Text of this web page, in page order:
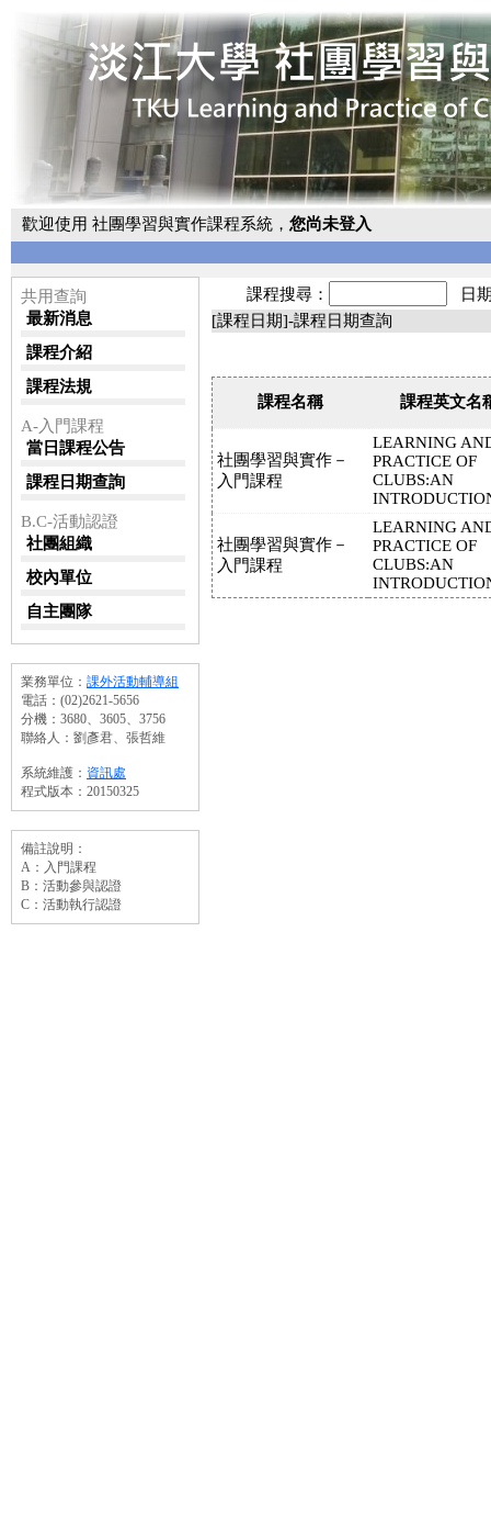
歡迎使用 社團學習與實作課程系統， 您尚未登入
共用查詢
最新消息
課程介紹
課程法規
A-入門課程
當日課程公告
課程日期查詢
B.C-活動認證
社團組織
校內單位
自主團隊
業務單位： 課外活動輔導組
電話：(02)2621-5656
分機：3680、3605、3756
聯絡人：劉彥君、張哲維
系統維護： 資訊處
程式版本：20150325
備註說明：
A：入門課程
B：活動參與認證
C：活動執行認證
課程搜尋：
日
[課程日期]-課程日期查詢
課程名稱 課程英文名
社團學習與實作－
入門課程
LEARNING
PRACTICE OF
CLUBS:AN
社團學習與實作－
入門課程
LEARNING
PRACTICE OF
CLUBS:AN